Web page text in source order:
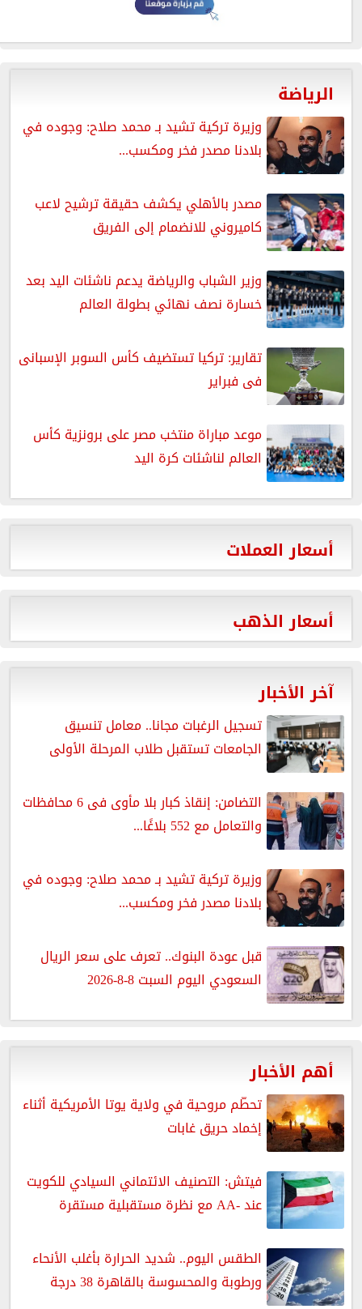
الرياضة
وزيرة تركية تشيد بـ محمد صلاح: وجوده في
بلادنا مصدر فخر ومكسب...
مصدر بالأهلي يكشف حقيقة ترشيح لاعب
كاميروني للانضمام إلى الفريق
وزير الشباب والرياضة يدعم ناشئات اليد بعد
خسارة نصف نهائي بطولة العالم
تقارير: تركيا تستضيف كأس السوبر الإسبانى
فى فبراير
موعد مباراة منتخب مصر على برونزية كأس
العالم لناشئات كرة اليد
أسعار العملات
أسعار الذهب
آخر الأخبار
تسجيل الرغبات مجانا.. معامل تنسيق
الجامعات تستقبل طلاب المرحلة الأولى
التضامن: إنقاذ كبار بلا مأوى فى 6 محافظات
والتعامل مع 552 بلاغًا...
وزيرة تركية تشيد بـ محمد صلاح: وجوده في
بلادنا مصدر فخر ومكسب...
قبل عودة البنوك.. تعرف على سعر الريال
السعودي اليوم السبت 8-8-2026
أهم الأخبار
تحطّم مروحية في ولاية يوتا الأمريكية أثناء
إخماد حريق غابات
فيتش: التصنيف الائتماني السيادي للكويت
عند -AA مع نظرة مستقبلية مستقرة
الطقس اليوم.. شديد الحرارة بأغلب الأنحاء
ورطوبة والمحسوسة بالقاهرة 38 درجة